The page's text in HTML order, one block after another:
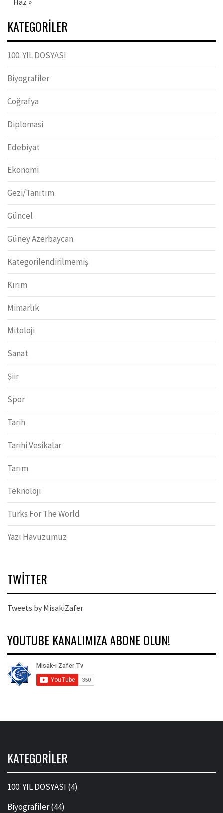
Haz »
KATEGORILER
100. YIL DOSYASI
Biyografiler
Coğrafya
Diplomasi
Edebiyat
Ekonomi
Gezi/Tanıtım
Güncel
Güney Azerbaycan
Kategorilendirilmemiş
Kırım
Mimarlık
Mitoloji
Sanat
Şiir
Spor
Tarih
Tarihi Vesikalar
Tarım
Teknoloji
Turks For The World
Yazı Havuzumuz
TWITTER
Tweets by MisakiZafer
YOUTUBE KANALIMIZA ABONE OLUN!
KATEGORILER
100. YIL DOSYASI (4)
Biyografiler(44)